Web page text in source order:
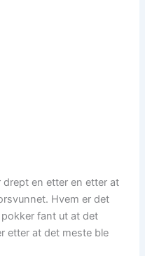
drept en etter en etter at
Hvem er det
fant ut at det
etter at det meste ble